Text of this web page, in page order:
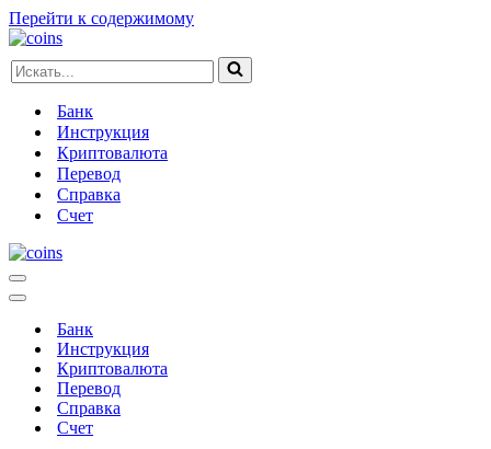
Перейти к содержимому
Искать...
Банк
Инструкция
Криптовалюта
Перевод
Справка
Счет
Меню
навигации
Меню
навигацииБанк
Инструкция
Криптовалюта
Перевод
Справка
Счет